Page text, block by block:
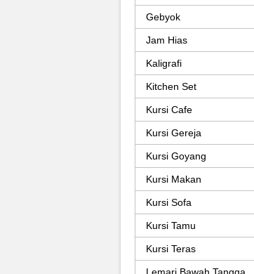
Gebyok
Jam Hias
Kaligrafi
Kitchen Set
Kursi Cafe
Kursi Gereja
Kursi Goyang
Kursi Makan
Kursi Sofa
Kursi Tamu
Kursi Teras